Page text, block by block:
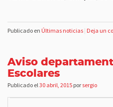
Publicado en Últimas noticias | Deja un
Aviso
Escolares
Publicado el 30 abril, 2015 por sergio